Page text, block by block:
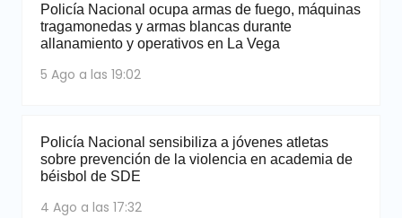
Policía Nacional ocupa armas de fuego, máquinas
tragamonedas y armas blancas durante
allanamiento y operativos en La Vega
5 Ago a las 19:02
Policía Nacional sensibiliza a jóvenes atletas
sobre prevención de la violencia en academia de
béisbol de SDE
4 Ago a las 17:32